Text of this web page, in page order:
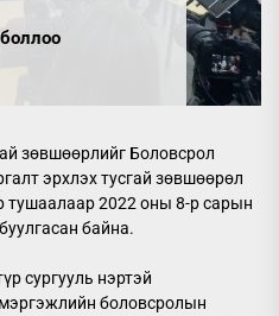
зөвшөөрлийг Боловсрол
эрхлэх тусгай зөвшөөрөл
тушаалаар 2022 оны 8-р сарын
байна.
сургууль нэртэй
боловсролын